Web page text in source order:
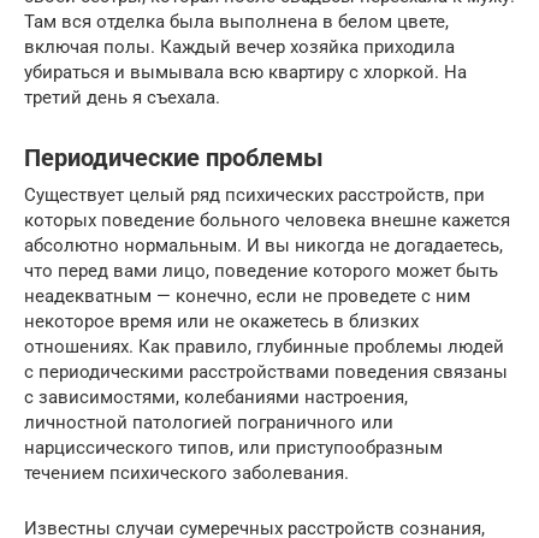
Там вся отделка была выполнена в белом цвете,
включая полы. Каждый вечер хозяйка приходила
убираться и вымывала всю квартиру с хлоркой. На
третий день я съехала.
Периодические проблемы
Существует целый ряд психических расстройств, при
которых поведение больного человека внешне кажется
абсолютно нормальным. И вы никогда не догадаетесь,
что перед вами лицо, поведение которого может быть
неадекватным — конечно, если не проведете с ним
некоторое время или не окажетесь в близких
отношениях. Как правило, глубинные проблемы людей
с периодическими расстройствами поведения связаны
с зависимостями, колебаниями настроения,
личностной патологией пограничного или
нарциссического типов, или приступообразным
течением психического заболевания.
Известны случаи сумеречных расстройств сознания,